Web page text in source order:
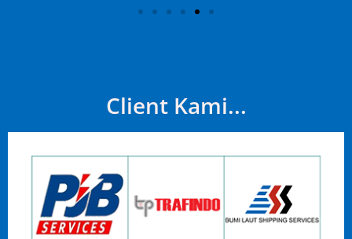
Client Kami...